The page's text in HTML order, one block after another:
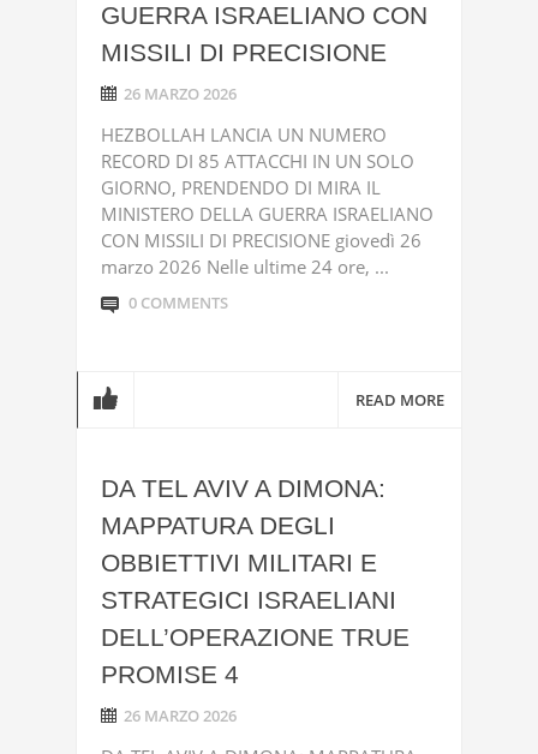
GUERRA ISRAELIANO CON
MISSILI DI PRECISIONE
26 MARZO 2026
HEZBOLLAH LANCIA UN NUMERO
RECORD DI 85 ATTACCHI IN UN SOLO
GIORNO, PRENDENDO DI MIRA IL
MINISTERO DELLA GUERRA ISRAELIANO
CON MISSILI DI PRECISIONE giovedì 26
marzo 2026 Nelle ultime 24 ore, ...
0 COMMENTS
READ MORE
DA TEL AVIV A DIMONA:
MAPPATURA DEGLI
OBBIETTIVI MILITARI E
STRATEGICI ISRAELIANI
DELL’OPERAZIONE TRUE
PROMISE 4
26 MARZO 2026